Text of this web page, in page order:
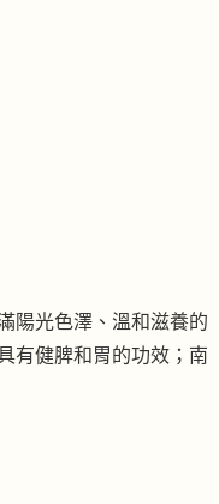
陽光色澤、溫和滋養的
有健脾和胃的功效；南